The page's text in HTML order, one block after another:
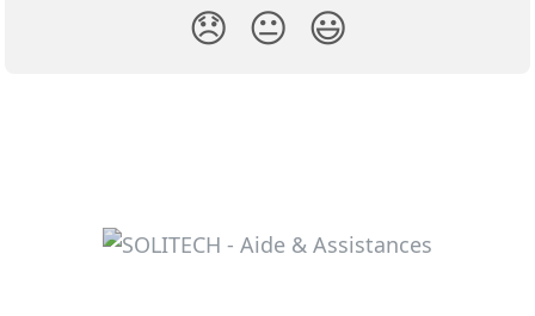
😞 😐 😃